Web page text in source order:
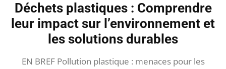
Déchets plastiques : Comprendre
leur impact sur l’environnement et
les solutions durables
EN BREF Pollution plastique : menaces pour les